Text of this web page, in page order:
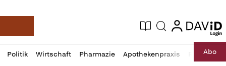
Deutsche Apotheker Zeitung
Aktuelle Ausgabe
Suche login
login
Politik Wirtschaft Pharmazie Apothekenpraxis RechtAbo
Profil
öffnen
Daz
Pur